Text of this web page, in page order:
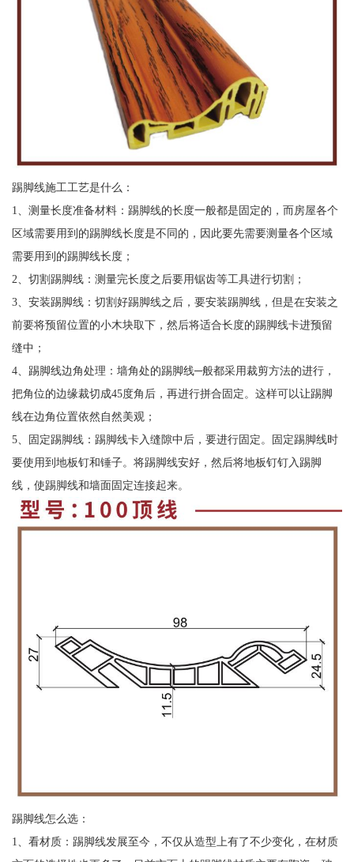
踢脚线施工工艺是什么：
1、测量长度准备材料：踢脚线的长度一般都是固定的，而房屋各个
区域需要用到的踢脚线长度是不同的，因此要先需要测量各个区域
需要用到的踢脚线长度；
2、切割踢脚线：测量完长度之后要用锯齿等工具进行切割；
3、安装踢脚线：切割好踢脚线之后，要安装踢脚线，但是在安装之
前要将预留位置的小木块取下，然后将适合长度的踢脚线卡进预留
缝中；
4、踢脚线边角处理：墙角处的踢脚线─般都采用裁剪方法的进行，
把角位的边缘裁切成45度角后，再进行拼合固定。这样可以让踢脚
线在边角位置依然自然美观；
5、固定踢脚线：踢脚线卡入缝隙中后，要进行固定。固定踢脚线时
要使用到地板钉和锤子。将踢脚线安好，然后将地板钉钉入踢脚
线，使踢脚线和墙面固定连接起来。
踢脚线怎么选：
1、看材质：踢脚线发展至今，不仅从造型上有了不少变化，在材质